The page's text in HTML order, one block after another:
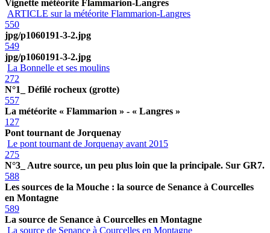
Vignette météorite Flammarion-Langres
ARTICLE sur la météorite Flammarion-Langres
550
jpg/p1060191-3-2.jpg
549
jpg/p1060191-3-2.jpg
La Bonnelle et ses moulins
272
N°1_ Défilé rocheux (grotte)
557
La météorite « Flammarion » - « Langres »
127
Pont tournant de Jorquenay
Le pont tournant de Jorquenay avant 2015
275
N°3_ Autre source, un peu plus loin que la principale. Sur GR7.
588
Les sources de la Mouche : la source de Senance à Courcelles
en Montagne
589
La source de Senance à Courcelles en Montagne
La source de Senance à Courcelles en Montagne